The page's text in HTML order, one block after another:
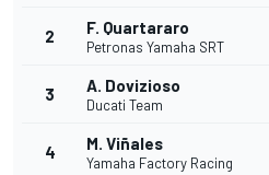
2 F. Quartararo
Petronas Yamaha SRT
3 A. Dovizioso
Ducati Team
4 M. Viñales
Yamaha Factory Racing